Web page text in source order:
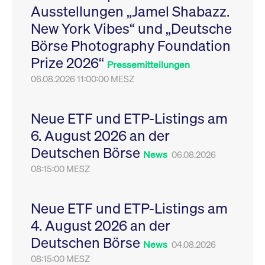
Ausstellungen „Jamel Shabazz.
New York Vibes“ und „Deutsche
Börse Photography Foundation
Prize 2026“ Pressemitteilungen
06.08.2026 11:00:00 MESZ
Neue ETF und ETP-Listings am
6. August 2026 an der
Deutschen Börse News 06.08.2026
08:15:00 MESZ
Neue ETF und ETP-Listings am
4. August 2026 an der
Deutschen Börse News 04.08.2026
08:15:00 MESZ
Leistung der Website
zu messen. Es handelt
sich um ein Muster-
Cookie, bei dem auf
das Präfix _pk_ses
eine kurze Reihe von
VISITOR_PRIVACY_METADATA
YouTube
.youtube.com
6
Monate
Dieses Cookie dient
Speicherung der
Einwilligungs- und
des Nutzers für ihre
Interaktion mit der
Sitzungen geehrt